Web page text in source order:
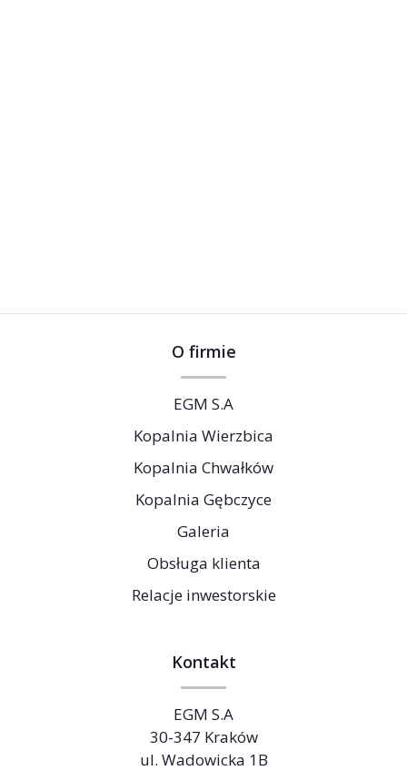
O firmie
EGM S.A
Kopalnia Wierzbica
Kopalnia Chwałków
Kopalnia Gębczyce
Galeria
Obsługa klienta
Relacje inwestorskie
Kontakt
EGM S.A
30-347 Kraków
ul. Wadowicka 1B